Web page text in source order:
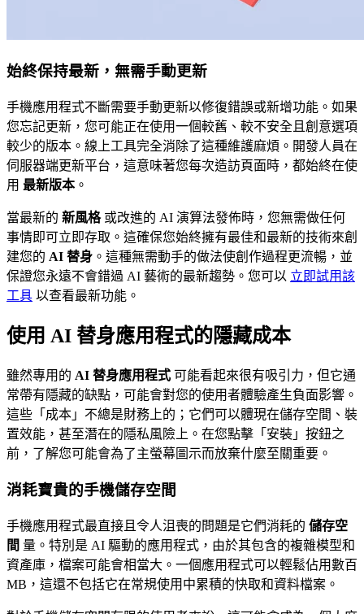
始終保持最新，無需手動更新
手機應用程式不斷需要手動更新以修復錯誤或新增功能。如果
您忘記更新，您可能正在使用一個較舊、較不安全且創意選項
較少的版本。線上工具完全消除了這種維護麻煩。開發人員在
伺服器端更新平台，這意味著您每次造訪頁面時，都始終在使
用 最新版本。
當最新的 新風格或改進的 AI 演算法發佈時，您無需做任何
事情即可立即存取。這確保您始終擁有最佳和最新的技術來創
建您的 AI 替身 。這種無需動手的做法使創作過程更流暢，並
保證您永遠不會錯過 AI 藝術的最新趨勢。您可以 立即試用該
工具 以查看最新功能。
使用 AI 替身應用程式的隱藏成本
雖然專用的 AI 替身應用程式 可能看起來很有吸引力，但它通
常帶有隱藏的缺點，可能會對您的使用者體驗產生負面影響。
這些「成本」不總是財務上的；它們可以體現在儲存空間、裝
置效能，甚至潛在的隱私風險上。在您點擊「安裝」按鈕之
前，了解您可能會為了主螢幕圖示而放棄什麼至關重要。
消耗寶貴的手機儲存空間
手機應用程式最直接且令人沮喪的問題是它們消耗的 儲存空
間 量。特別是 AI 驅動的應用程式，由於其包含的複雜模型和
資產庫，檔案可能會相當大。一個應用程式可以輕鬆佔用數百
MB，這還不包括它在常規使用中累積的快取和資料檔案。